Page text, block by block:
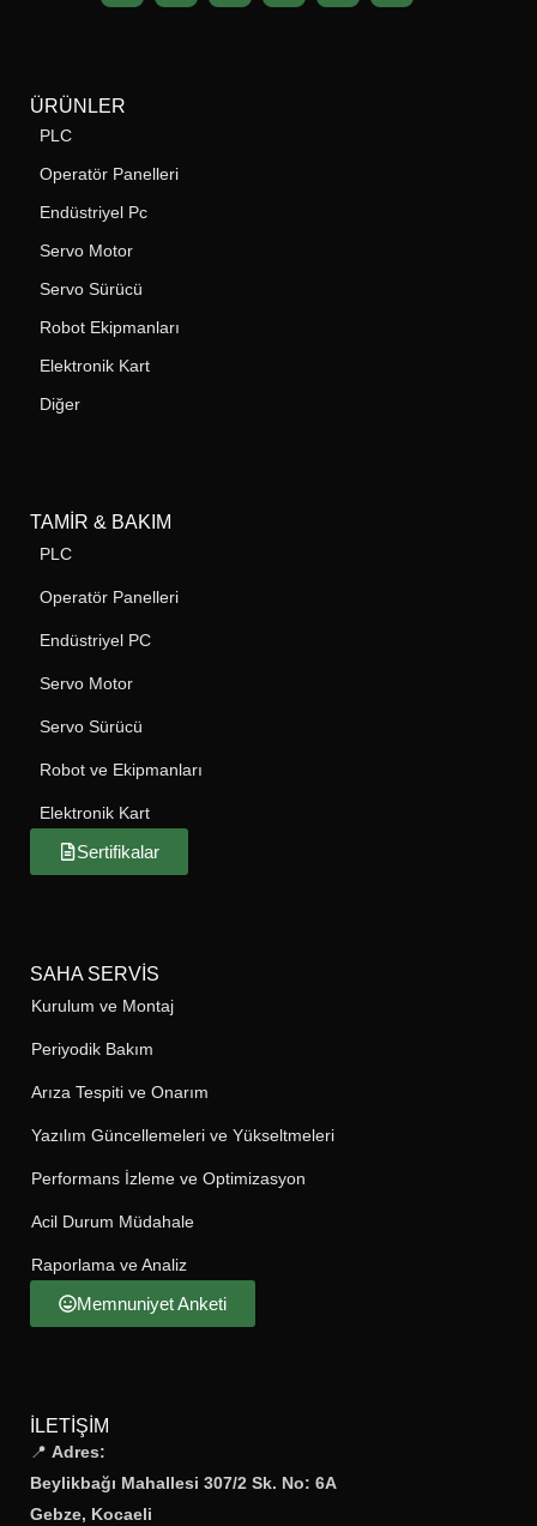
ÜRÜNLER
PLC
Operatör Panelleri
Endüstriyel Pc
Servo Motor
Servo Sürücü
Robot Ekipmanları
Elektronik Kart
Diğer
TAMIR & BAKIM
PLC
Operatör Panelleri
Endüstriyel PC
Servo Motor
Servo Sürücü
Robot ve Ekipmanları
Elektronik Kart
Sertifikalar
SAHA SERVIS
Kurulum ve Montaj
Periyodik Bakım
Arıza Tespiti ve Onarım
Yazılım Güncellemeleri ve Yükseltmeleri
Performans İzleme ve Optimizasyon
Acil Durum Müdahale
Raporlama ve Analiz
Memnuniyet Anketi
İLETIŞIM
📍 Adres:
Beylikbağı Mahallesi 307/2 Sk. No: 6A
Gebze, Kocaeli